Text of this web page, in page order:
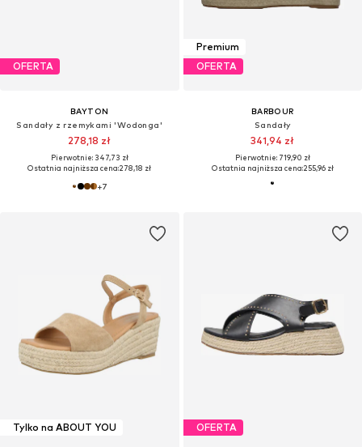
OFERTA
BAYTON
Sandały z rzemykami 'Wodonga'
278,18 zł
Pierwotnie: 347,73 zł
Ostatnia najniższa cena:278,18 zł
+7
Premium
OFERTA
BARBOUR
Sandały
341,94 zł
Pierwotnie: 719,90 zł
Ostatnia najniższa cena:255,96 zł
Tylko na ABOUT YOU OFERTA